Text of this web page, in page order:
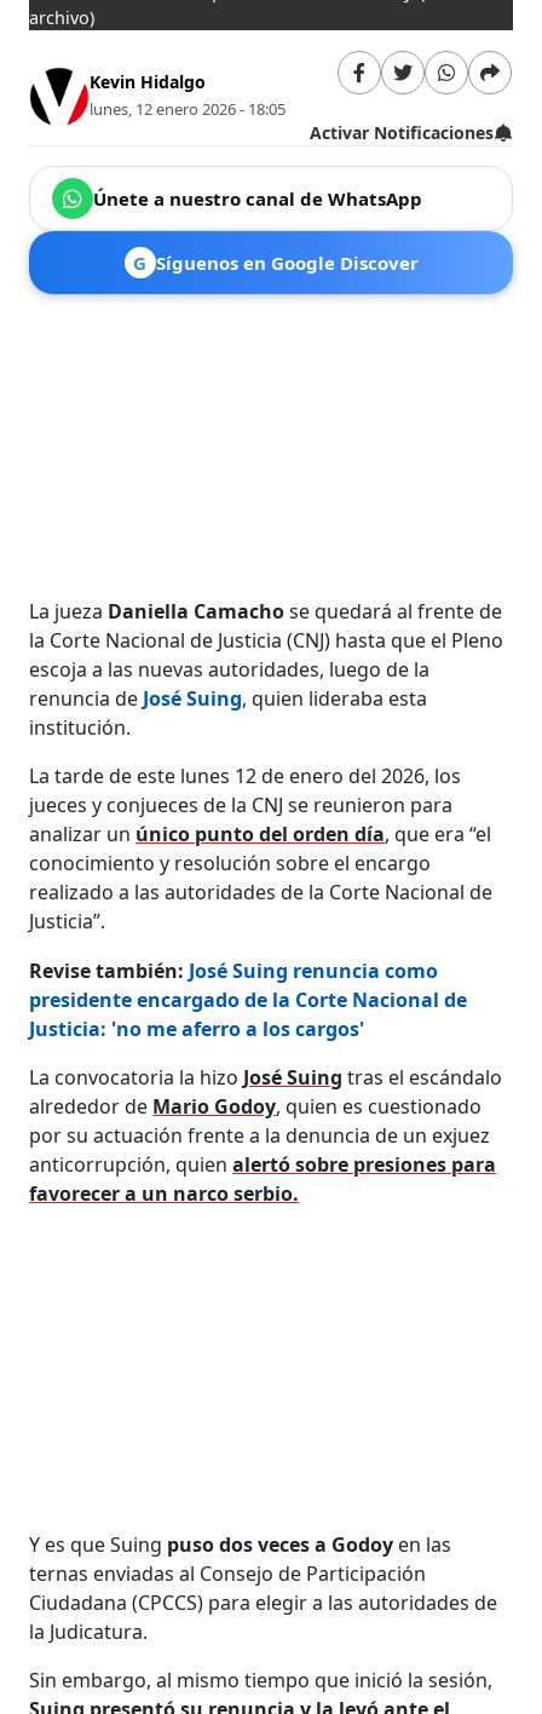
archivo)
Kevin Hidalgo
lunes, 12 enero 2026 - 18:05
Activar Notificaciones
Únete a nuestro canal de WhatsApp
G Síguenos en Google Discover
La jueza Daniella Camachose quedará al frente de
la Corte Nacional de Justicia (CNJ) hasta que el Pleno
escoja a las nuevas autoridades, luego de la
renuncia de José Suing, quien lideraba esta
institución.
La tarde de este lunes 12 de enero del 2026, los
jueces y conjueces de la CNJ se reunieron para
analizar un único punto del orden día, que era “el
conocimiento y resolución sobre el encargo
realizado a las autoridades de la Corte Nacional de
Justicia”.
Revise también: José Suing renuncia como
presidente encargado de la Corte Nacional de
Justicia: 'no me aferro a los cargos'
La convocatoria la hizo José Suing tras el escándalo
alrededor de Mario Godoy, quien es cuestionado
por su actuación frente a la denuncia de un exjuez
anticorrupción, quienalertó sobre presiones para
favorecer a un narco serbio.
Y es que Suing puso dos veces a Godoy en las
ternas enviadas al Consejo de Participación
Ciudadana (CPCCS) para elegir a las autoridades de
la Judicatura.
Sin embargo, al mismo tiempo que inició la sesión,